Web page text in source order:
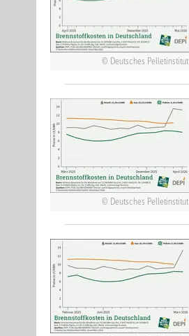
Deutsches Pelletinstitut
Deutsches Pelletinstitut